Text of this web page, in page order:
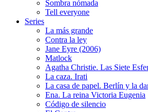
Sombra nómada
Tell everyone
Series
La más grande
Contra la ley
Jane Eyre (2006)
Matlock
Agatha Christie. Las Siete
La caza. Irati
La casa de papel. Berlín y la
Ena. La reina Victoria Eugenia
Código de silencio